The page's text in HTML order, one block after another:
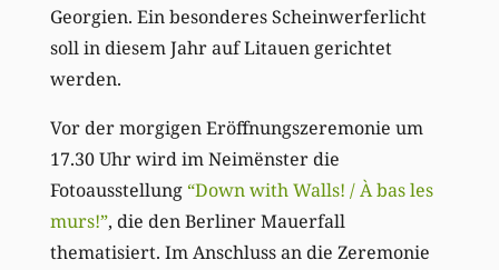
Georgien. Ein besonderes Scheinwerferlicht
soll in diesem Jahr auf Litauen gerichtet
werden.
Vor der morgigen Eröffnungszeremonie um
17.30 Uhr wird im Neimënster die
Fotoausstellung “Down with Walls! / À bas les
murs!”, die den Berliner Mauerfall
thematisiert. Im Anschluss an die Zeremonie